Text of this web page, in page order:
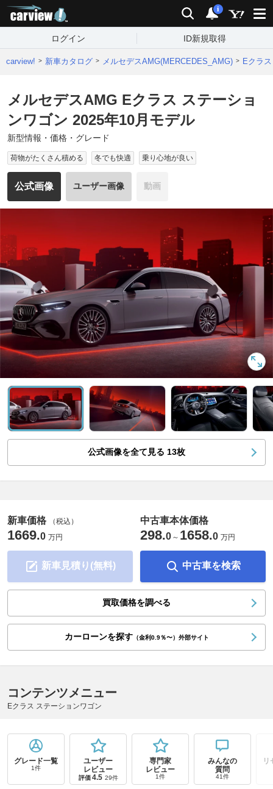
検索 通知
i
ログイン ID新規取得
carview! 新車カタログ メルセデスAMG(MERCEDES_AMG) Eクラ
メルセデスAMG Eクラス ステーショ
ンワゴン 2025年10月モデル
新型情報・価格・グレード
荷物がたくさん積める 冬でも快適 乗り心地が良い
公式画像 ユーザー画像 動画
公式画像を全て見る 13枚
新車価格 （税込）
1669.0 万円
新車見積り(無料)
中古車本体価格
298.0 ～ 1658.0 万円
中古車を検索
買取価格を調べる
カーローンを探す（金利0.9％〜）外部サイト
コンテンツメニュー
Eクラス ステーションワゴン
グレード一覧
1件
ユーザー
レビュー
評価 4.5 29件
専門家
レビュー
1件
みんなの
質問
41件
リ